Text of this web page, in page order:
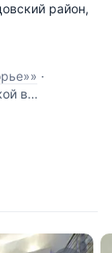
район,
·
в
дом(750